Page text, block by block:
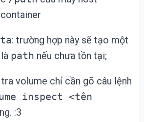
: trường hợp này sẽ tạo một
path nếu chưa tồn tại;
volume chỉ cần gõ câu lệnh
inspect <tên
:3